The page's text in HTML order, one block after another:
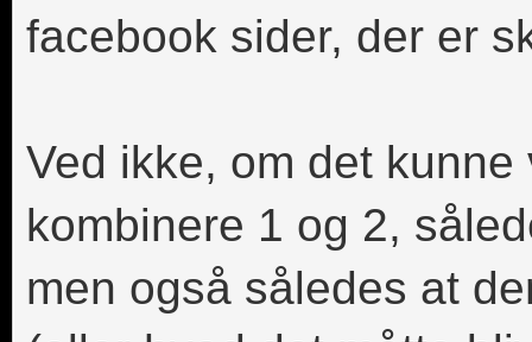
facebook sider, der er
Ved ikke, om det
kombinere 1 og 2,
men også således at